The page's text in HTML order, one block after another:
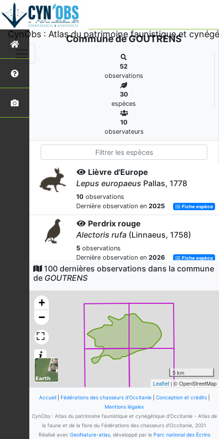
CynObs : Atlas du patrimoine faunistique et
Commune de GOUTRENS
52
observations
30
espèces
10
observateurs
Lièvre d'Europe
Lepus europaeus Pallas, 1778
10 observations
Dernière observation en 2025 Fiche espèce
Perdrix rouge
Alectoris rufa (Linnaeus, 1758)
5 observations
Dernière observation en 2026 Fiche espèce
Chevreuil européen
Dernière observation en
Caille des blés
Coturnix coturnix(Linnaeus, 1758)
observations
Fiche espèce
Renard roux
Vulpes vulpes(Linnaeus, 1758)
Dernière observation en2026
100 dernières observations dans la commune
de GOUTRENS
+
−
5 km
Leaflet | © OpenStreetMap
Accueil| Fédérations des chasseurs d'Occitanie| Conception et crédits|
Mentions légales
CynObs : Atlas du patrimoine faunistique et cynégétique d'Occitanie - Atlas de
la faune et de la flore du Fédérations des chasseurs d'Occitanie, 2021
Réalisé avec GeoNature-atlas, développé par le Parc national des Écrins